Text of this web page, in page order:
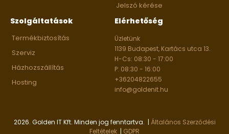
Jelszó kérése
Szolgáltatások
Termékbiztosítás
Szerviz
Házhozszállítás
Hosting
Elérhetőség
Üzletünk
1139 Budapest, Kartács utca 13.
H-Cs: 08:30 - 17:00
P: 08:30 - 16:00
+36204822655
info@goldenit.hu
2026. Golden IT Kft. Minden jog fenntartva. | Általános Szerződési
Feltételek | GDPR